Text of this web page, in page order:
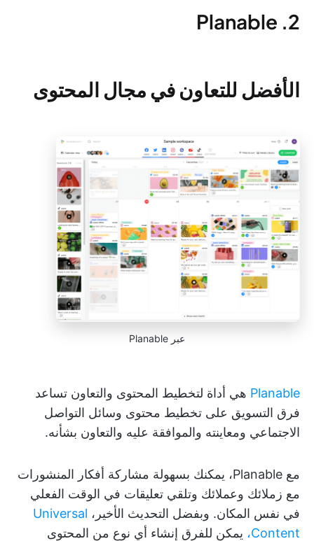
2. Planable
الأفضل للتعاون في مجال المحتوى
عبر Planable
Planable هي أداة لتخطيط المحتوى والتعاون تساعد
فرق التسويق على تخطيط محتوى وسائل التواصل
الاجتماعي ومعاينته والموافقة عليه والتعاون بشأنه.
مع Planable، يمكنك بسهولة مشاركة أفكار المنشورات
مع زملائك وعملائك وتلقي تعليقات في الوقت الفعلي
في نفس المكان. وبفضل التحديث الأخير، Universal
Content،
يمكن للفرق إنشاء أي نوع من المحتوى